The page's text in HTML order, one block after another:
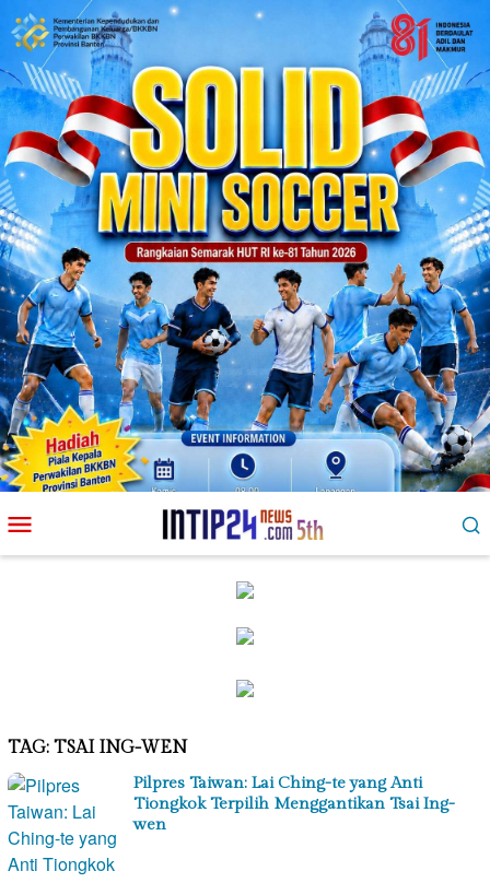
ke
kontenMobile
TAG: TSAI ING-WEN
Pilpres Taiwan: Lai Ching-te yang Anti
Tiongkok Terpilih Menggantikan Tsai Ing-
wen